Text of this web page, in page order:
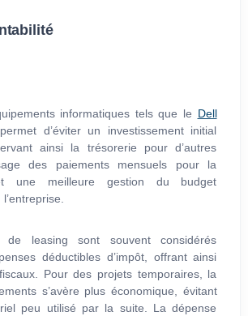
informatiques tels que le Dell
permet d’éviter un investissement initial
ainsi la trésorerie pour d’autres
des paiements mensuels pour la
une meilleure gestion du budget
de leasing sont souvent considérés
déductibles d’impôt, offrant ainsi
Pour des projets temporaires, la
s’avère plus économique, évitant
peu utilisé par la suite. La dépense